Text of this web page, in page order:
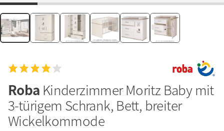
Roba Kinderzimmer Moritz Baby mit
3-türigem Schrank, Bett, breiter
Wickelkommode